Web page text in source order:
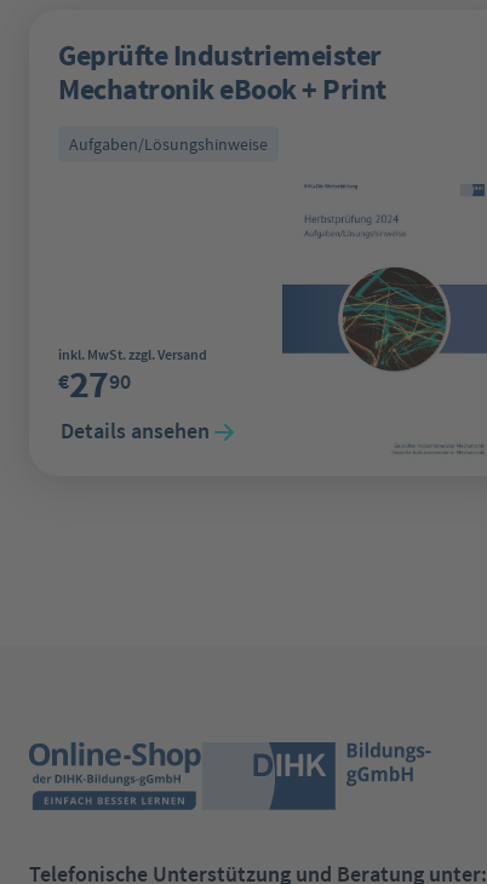
Geprüfte Industriemeister
Mechatronik eBook + Print
Aufgaben/Lösungshinweise
Regulärer Preis:
inkl. MwSt. zzgl. Versand
€2790
Details ansehen
Telefonische Unterstützung und Beratung unter: